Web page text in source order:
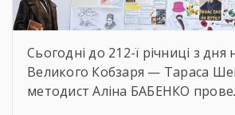
Сьогодні до 212-ї річниці з
Великого Кобзаря — Тараса
методист Аліна БАБЕНКО